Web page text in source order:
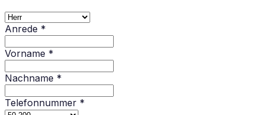
Anrede *
Vorname *
Nachname *
Telefonnummer *